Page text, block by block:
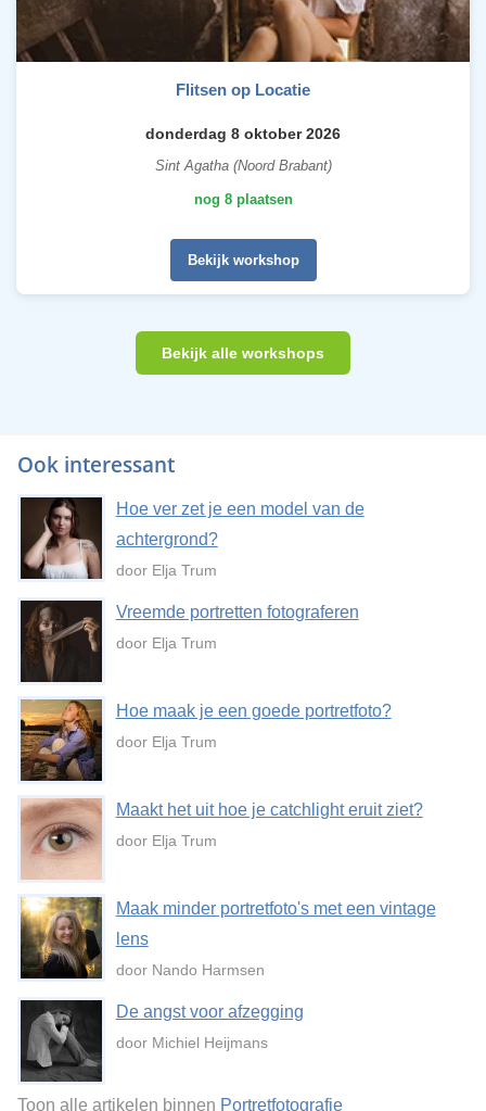
Flitsen op Locatie
donderdag 8 oktober 2026
Sint Agatha (Noord Brabant)
nog 8 plaatsen
Bekijk workshop
Bekijk alle workshops
Ook interessant
Hoe ver zet je een model van de
achtergrond?
door Elja Trum
Vreemde portretten fotograferen
door Elja Trum
Hoe maak je een goede portretfoto?
door Elja Trum
Maakt het uit hoe je catchlight eruit ziet?
door Elja Trum
Maak minder portretfoto's met een vintage
lens
door Nando Harmsen
De angst voor afzegging
door Michiel Heijmans
Toon alle artikelen binnen Portretfotografie